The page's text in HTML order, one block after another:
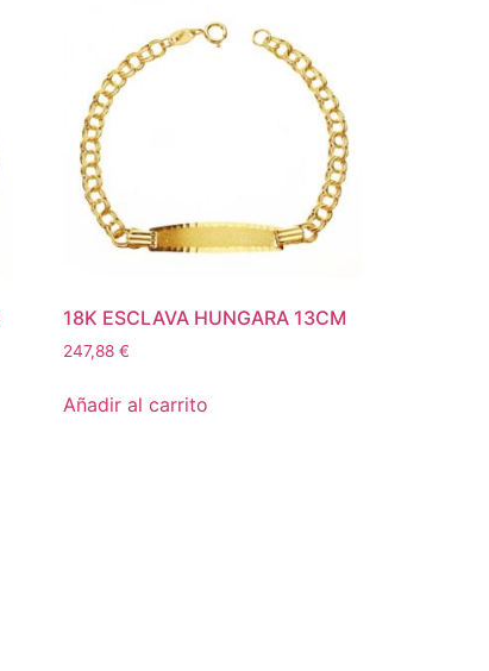
18K ESCLAVA HUNGARA 13CM
247,88€
Añadir al carrito